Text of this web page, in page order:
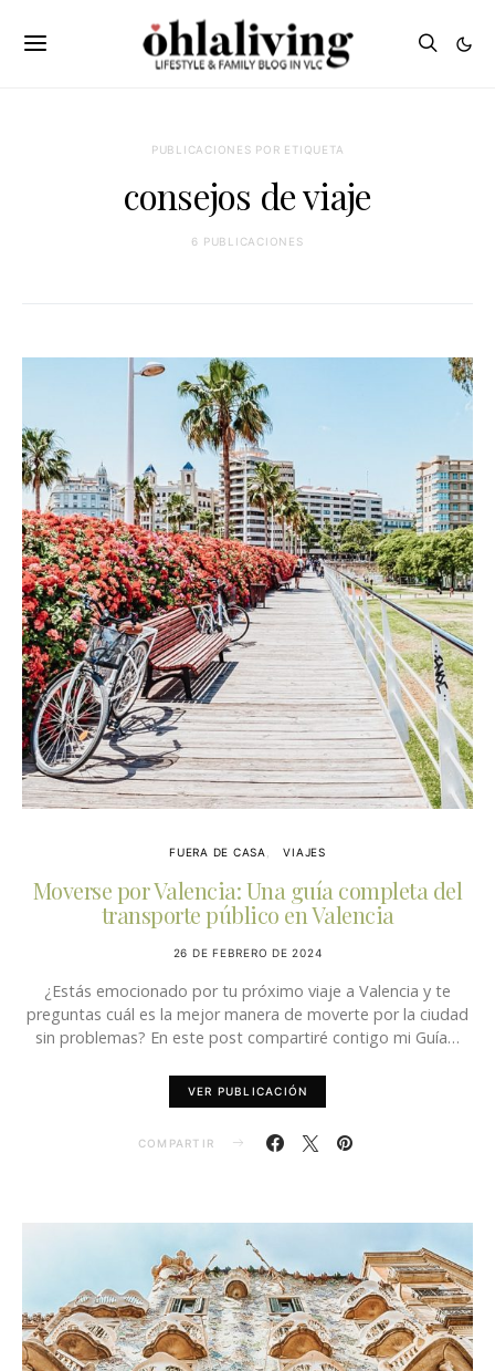
PUBLICACIONES POR ETIQUETA
consejos de viaje
6 PUBLICACIONES
FUERA DE CASA VIAJES
Moverse por Valencia: Una guía completa del
transporte público en Valencia
26 DE FEBRERO DE 2024
¿Estás emocionado por tu próximo viaje a Valencia y te
preguntas cuál es la mejor manera de moverte por la ciudad
sin problemas? En este post compartiré contigo mi Guía…
VER PUBLICACIÓN
COMPARTIR